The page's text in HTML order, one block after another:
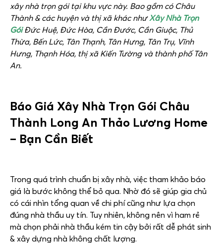
xây nhà trọn gói tại khu vực này. Bao gồm có Châu
Thành & các huyện và thị xã khác nhưXây Nhà Trọn
GóiĐức Huệ, Đức Hòa, Cần Đước, Cần Giuộc, Thủ
Thừa, Bến Lức, Tân Thạnh, Tân Hưng, Tân Trụ, Vĩnh
Hưng, Thạnh Hóa, thị xã Kiến Tường và thành phố Tân
An.
Báo Giá Xây Nhà Trọn Gói Châu
Thành Long An Thảo Lương Home
– Bạn Cần Biết
Trong quá trình chuẩn bị xây nhà, việc tham khảo báo
giá là bước không thể bỏ qua. Nhờ đó sẽ giúp gia chủ
có cái nhìn tổng quan về chi phí cũng như lựa chọn
đúng nhà thầu uy tín. Tuy nhiên, không nên vì ham rẻ
mà chọn phải nhà thầu kém tin cậy bởi rất dễ phát sinh
& xây dựng nhà không chất lượng.